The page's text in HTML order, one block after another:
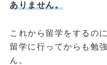
ありません。
これから留学をするの
留学に行ってからも勉
ん。